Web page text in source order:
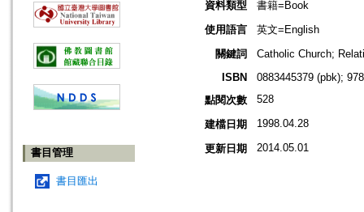
書目管理
書目匯出
資料類型
書籍=Book
使用語言
英文=English
關鍵詞
Catholic Church;
ISBN
0883445379 (pbk);
點閱次數
528
建檔日期 1998.04.28
更新日期 2014.05.01